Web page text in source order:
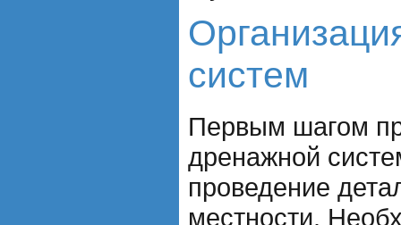
систем
Первым шагом
дренажной
проведение
местности.